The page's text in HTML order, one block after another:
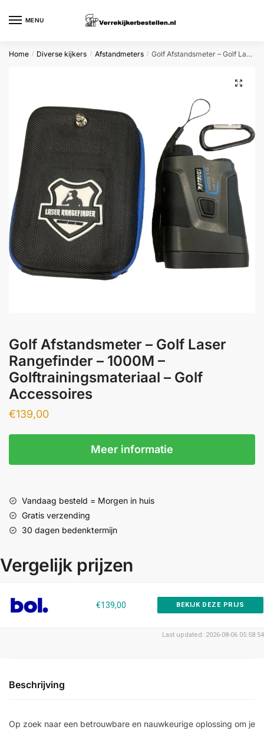
MENU
Home / Diverse kijkers / Afstandmeters / Golf Afstandsmeter – Golf Laser Rangefinder – 1000M – Golftrainingsmateriaal – Golf Accessoires
Golf Afstandsmeter – Golf Laser
Rangefinder – 1000M –
Golftrainingsmateriaal – Golf
Accessoires
€139,00
Meer informatie
Vandaag besteld = Morgen in huis
Gratis verzending
30 dagen bedenktermijn
Vergelijk prijzen
€139,00 BEKIJK DEZE PRIJS
Last updated: 2026-08-06 05:58:54
Beschrijving
Op zoek naar een betrouwbare en nauwkeurige oplossing om je